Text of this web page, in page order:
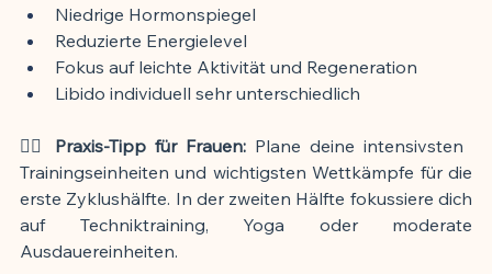
Niedrige Hormonspiegel
Reduzierte Energielevel
Fokus auf leichte Aktivität und Regeneration
Libido individuell sehr unterschiedlich
🏃‍♀️ Praxis-Tipp für Frauen: Plane deine intensivsten
Trainingseinheiten und wichtigsten Wettkämpfe für die
erste Zyklushälfte. In der zweiten Hälfte fokussiere dich
auf Techniktraining, Yoga oder moderate
Ausdauereinheiten.